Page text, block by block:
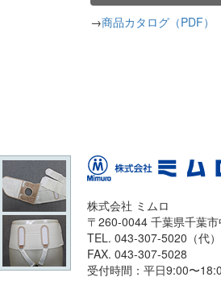
→商品カタログ（PDF）
株式会社 ミムロ
〒260-0044 千葉県千葉
TEL. 043-307-5020（代）
FAX. 043-307-5028
受付時間：平日9:00〜